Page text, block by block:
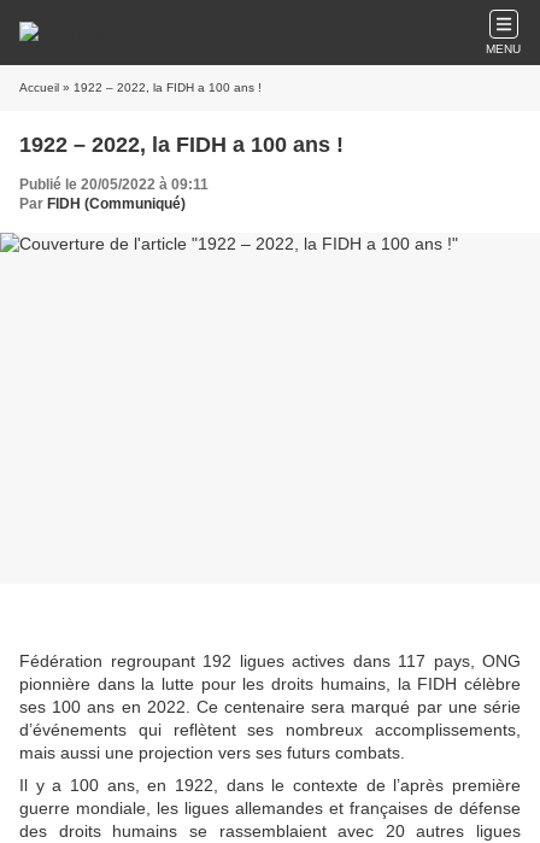
MENU
Accueil » 1922 – 2022, la FIDH a 100 ans !
1922 – 2022, la FIDH a 100 ans !
Publié le 20/05/2022 à 09:11
Par FIDH (Communiqué)
Fédération regroupant 192 ligues actives dans 117 pays, ONG
pionnière dans la lutte pour les droits humains, la FIDH célèbre
ses 100 ans en 2022. Ce centenaire sera marqué par une série
d’événements qui reflètent ses nombreux accomplissements,
mais aussi une projection vers ses futurs combats.
Il y a 100 ans, en 1922, dans le contexte de l’après première
guerre mondiale, les ligues allemandes et françaises de défense
des droits humains se rassemblaient avec 20 autres ligues